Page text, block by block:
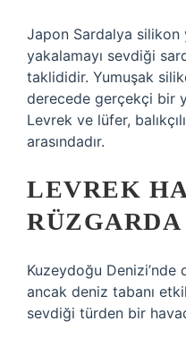
Japon Sardalya silikon
yakalamayı sevdiği
taklididir. Yumuşak
derecede gerçekçi bir
Levrek ve lüfer,
arasındadır.
LEVREK
Kuzeydoğu Denizi’nde
ancak deniz tabanı
sevdiği türden bir